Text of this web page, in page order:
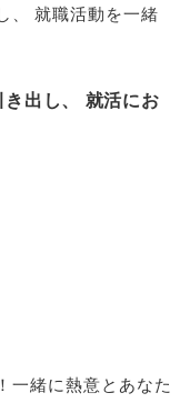
就職活動を一緒
出し、
就活にお
一緒に熱意とあなた